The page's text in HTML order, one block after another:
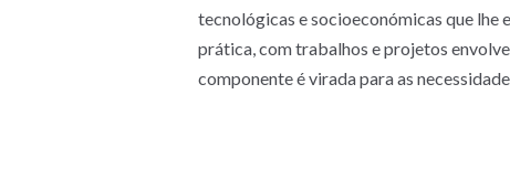
tecnológicas e socioeconómicas que lhe
prática, com trabalhos e projetos
componente é virada para as